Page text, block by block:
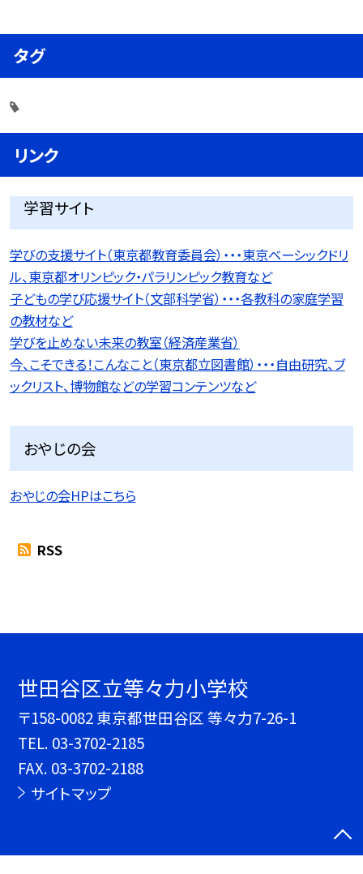
タグ
リンク
学習サイト
学びの支援サイト（東京都教育委員会）・・・東京ベーシックドリ
ル、東京都オリンピック・パラリンピック教育など
子どもの学び応援サイト（文部科学省）・・・各教科の家庭学習
の教材など
学びを止めない未来の教室（経済産業省）
今、こそできる！こんなこと（東京都立図書館）・・・自由研究、ブ
ックリスト、博物館などの学習コンテンツなど
おやじの会
おやじの会HPはこちら
RSS
世田谷区立等々力小学校
〒158-0082 東京都世田谷区 等々力7-26-1
TEL. 03-3702-2185
FAX. 03-3702-2188
サイトマップ